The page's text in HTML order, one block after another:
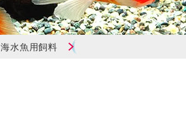
海水魚用飼料